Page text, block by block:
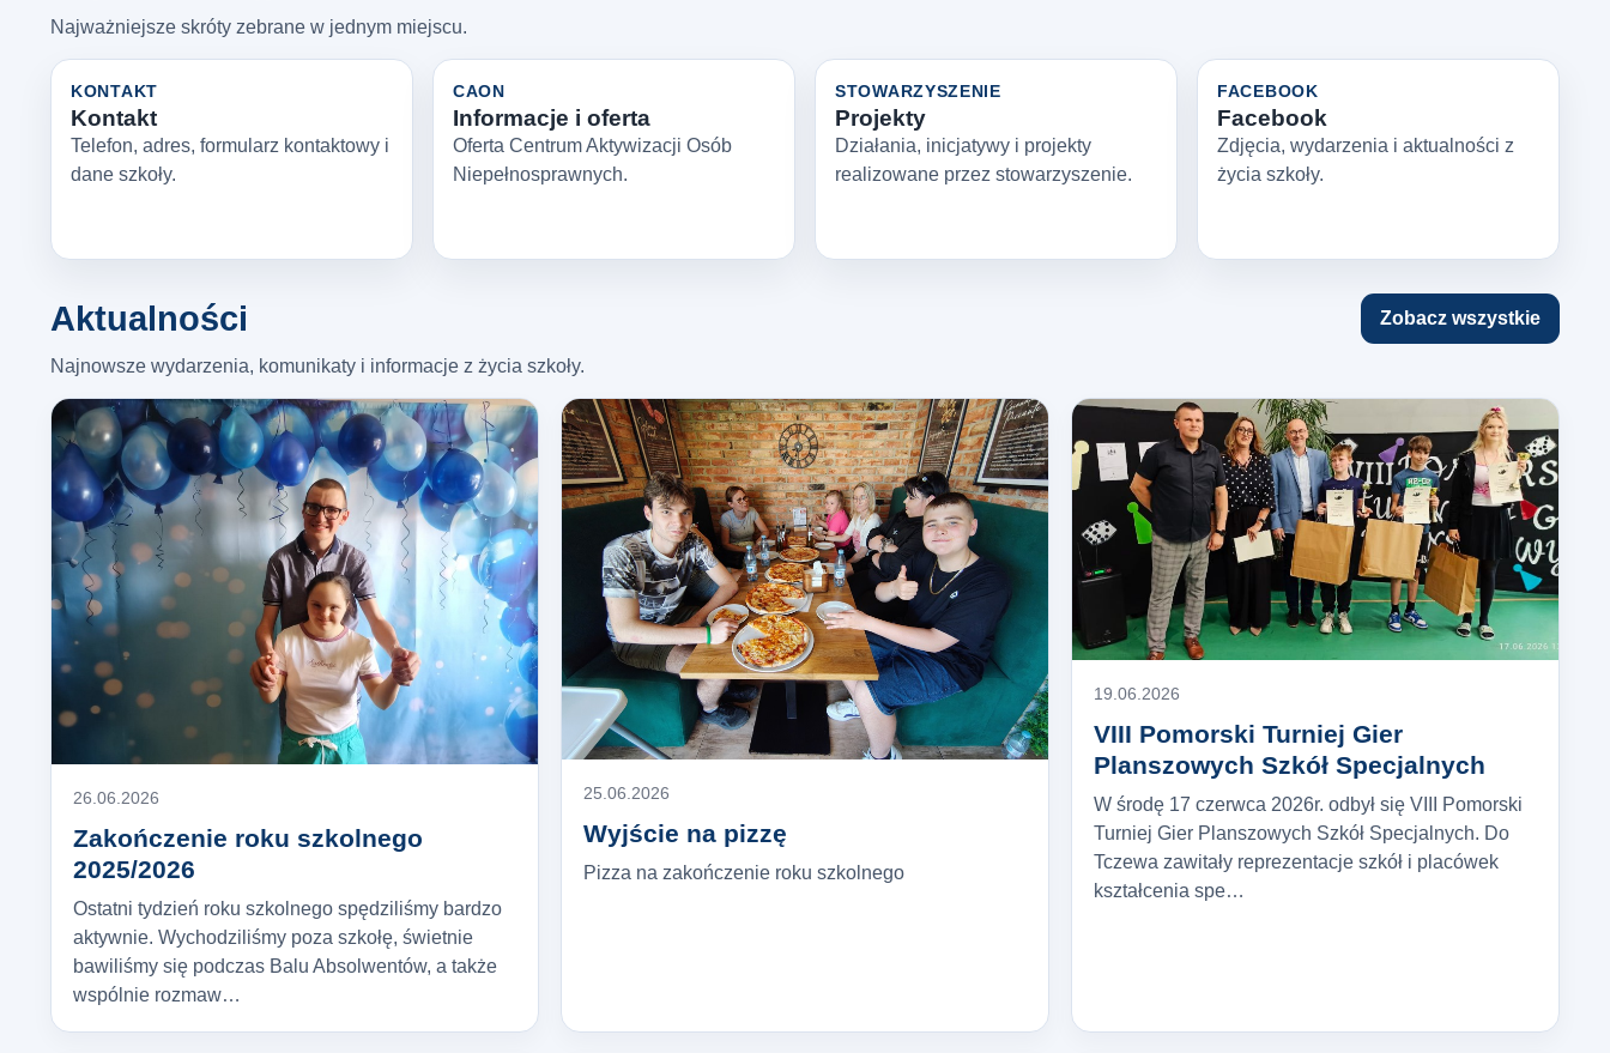
Najważniejsze skróty zebrane w jednym miejscu.
KONTAKT
Kontakt
Telefon, adres, formularz kontaktowy i
dane szkoły.
CAON
Informacje i oferta
Oferta Centrum Aktywizacji Osób
Niepełnosprawnych.
STOWARZYSZENIE
Projekty
Działania, inicjatywy i projekty
realizowane przez stowarzyszenie.
FACEBOOK
Facebook
Zdjęcia, wydarzenia i aktualności z
życia szkoły.
Aktualności
Najnowsze wydarzenia, komunikaty i informacje z życia szkoły.
Zobacz wszystkie
26.06.2026
Zakończenie roku szkolnego
2025/2026
Ostatni tydzień roku szkolnego spędziliśmy bardzo
aktywnie. Wychodziliśmy poza szkołę, świetnie
bawiliśmy się podczas Balu Absolwentów, a także
wspólnie rozmaw…
25.06.2026
Wyjście na pizzę
Pizza na zakończenie roku szkolnego
19.06.2026
VIII Pomorski Turniej Gier
Planszowych Szkół Specjalnych
W środę 17 czerwca 2026r. odbył się VIII Pomorski
Turniej Gier Planszowych Szkół Specjalnych. Do
Tczewa zawitały reprezentacje szkół i placówek
kształcenia spe…